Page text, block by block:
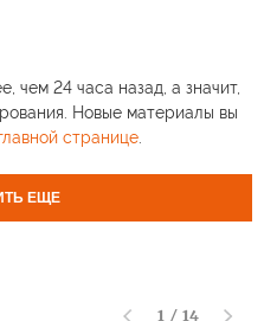
чем 24 часа назад, а значит,
Новые материалы вы
странице.
ЕЩЕ
1 / 14